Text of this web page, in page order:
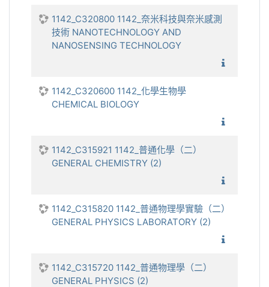
1142_C320800 1142_奈米科技與奈米感測
技術 NANOTECHNOLOGY AND
NANOSENSING TECHNOLOGY
1142_C320600 1142_化學生物學
CHEMICAL BIOLOGY
1142_C315921 1142_普通化學（二）
GENERAL CHEMISTRY (2)
1142_C315820 1142_普通物理學實驗（二）
GENERAL PHYSICS LABORATORY (2)
1142_C315720 1142_普通物理學（二）
GENERAL PHYSICS (2)